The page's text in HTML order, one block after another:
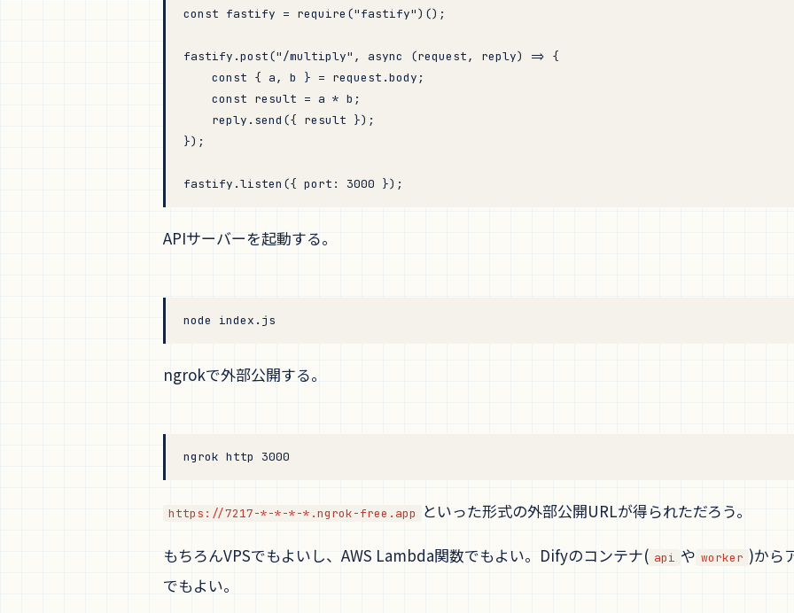
const fastify = require ("fastify")();
fastify.post("/multiply" , async (request, reply) => {
    const
{ a, b } = request.body;
    const
result = a * b;
    reply.
send ({ result });
});
fastify.listen ({ port: 3000 });
APIサーバーを起動する。
node index.js
ngrokで外部公開する。
ngrok http 3000
https://7217-*-*-*-*.ngrok-free.app
といった形式の外部公開URLが得られただろう。
もちろんVPSでもよいし、AWS Lambda関数でもよい。Difyのコンテナ( api や worker )から
でもよい。